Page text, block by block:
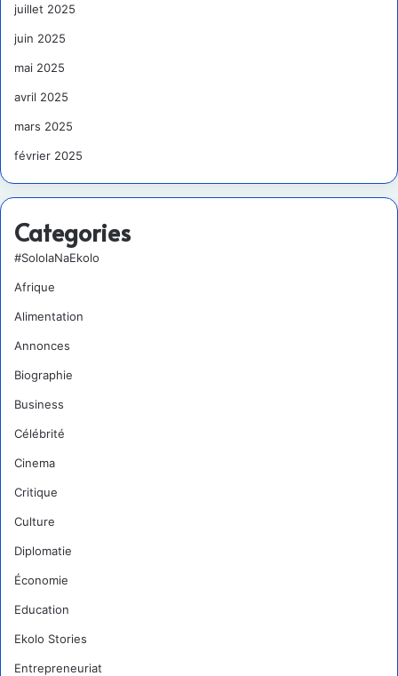
juillet 2025
juin 2025
mai 2025
avril 2025
mars 2025
février 2025
Categories
#SololaNaEkolo
Afrique
Alimentation
Annonces
Biographie
Business
Célébrité
Cinema
Critique
Culture
Diplomatie
Économie
Education
Ekolo Stories
Entrepreneuriat